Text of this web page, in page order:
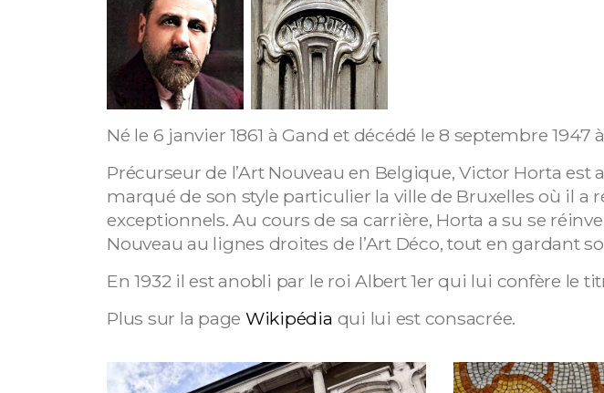
Né le 6 janvier 1861 à Gand et décédé le 8 septembre 1947
Précurseur de l’Art Nouveau en Belgique, Victor Horta
marqué de son style particulier la ville de Bruxelles où il
exceptionnels. Au cours de sa carrière, Horta a su se
Nouveau au lignes droites de l’Art Déco, tout en gardant
En 1932 il est anobli par le roi Albert 1er qui lui confère le
Plus sur la page Wikipédia qui lui est consacrée.